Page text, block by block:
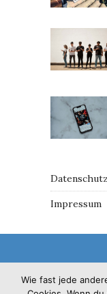
Impressum
Wie fast jede